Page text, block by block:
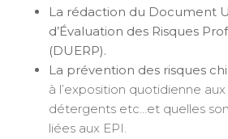
La rédaction du Document
d’Évaluation des Risques
(DUERP).
La prévention des risques
à l’exposition quotidienne aux
détergents etc…et quelles
liées aux EPI.